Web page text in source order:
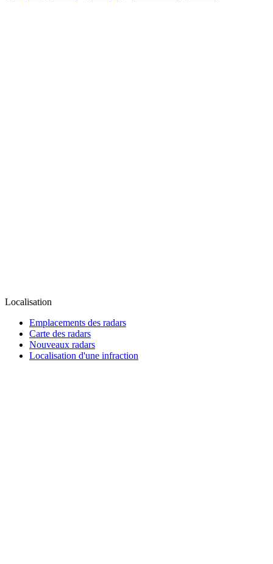
Localisation
Emplacements des radars
Carte des radars
Nouveaux radars
Localisation d'une infraction